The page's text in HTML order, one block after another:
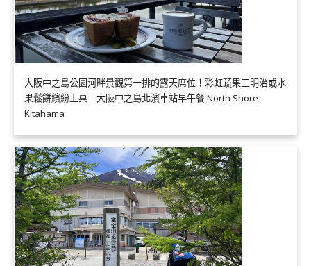
大阪中之島公園河畔景觀第一排的露天席位！彩虹蔬果三明治或水
果鬆餅繽紛上桌｜大阪中之島北濱車站早午餐 North Shore
Kitahama